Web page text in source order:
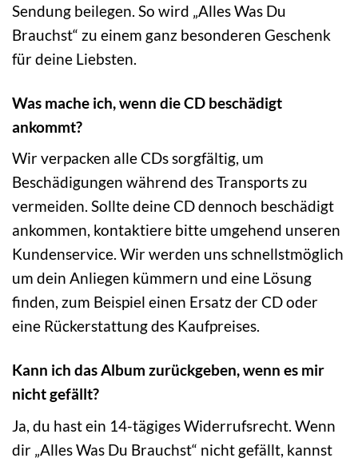
Sendung beilegen. So wird „Alles Was Du
Brauchst“ zu einem ganz besonderen Geschenk
für deine Liebsten.
Was mache ich, wenn die CD beschädigt
ankommt?
Wir verpacken alle CDs sorgfältig, um
Beschädigungen während des Transports zu
vermeiden. Sollte deine CD dennoch beschädigt
ankommen, kontaktiere bitte umgehend unseren
Kundenservice. Wir werden uns schnellstmöglich
um dein Anliegen kümmern und eine Lösung
finden, zum Beispiel einen Ersatz der CD oder
eine Rückerstattung des Kaufpreises.
Kann ich das Album zurückgeben, wenn es mir
nicht gefällt?
Ja, du hast ein 14-tägiges Widerrufsrecht. Wenn
dir „Alles Was Du Brauchst“ nicht gefällt, kannst